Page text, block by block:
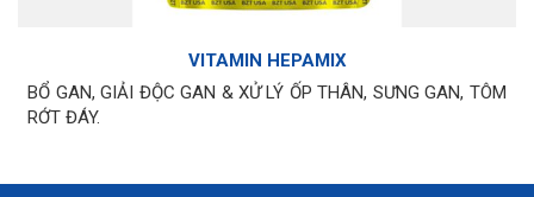
VITAMIN HEPAMIX
BỔ GAN, GIẢI ĐỘC GAN & XỬ LÝ ỐP THÂN, SƯNG GAN, TÔM
RỚT ĐÁY.